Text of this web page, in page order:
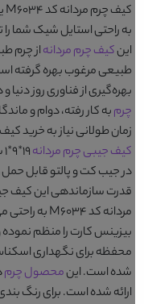
کیف چرم مردانه کد M6034
به راحتی استایل شیک شما را
اینکیف چرم مردانهاز چرم
طبیعی مرغوب بهره گرفته
بهره‌گیری از فناوری روز
چرمبه کار رفته، دوام و
زمان طولانی نیاز به خرید
کیف جیبی چرم مردانه
در جیب کت و پالتو قابل حمل
قدرت سازماندهی این کیف
مردانه کد M6034
بیزینس کارت را منظم
محفظه برای نگهداری اسکناس
شده است. اینمحصول چرم
ارائه شده است. برای رنگ